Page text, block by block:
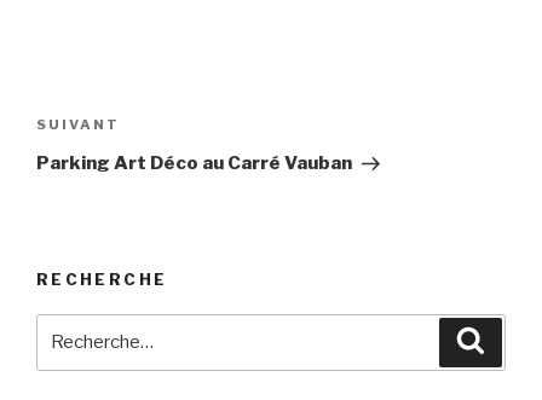
de
l’article
Article
suivant
SUIVANT
Parking Art Déco au Carré Vauban
RECHERCHE